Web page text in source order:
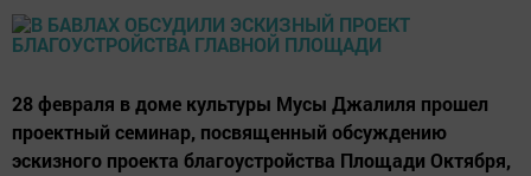
28 февраля в доме культуры Мусы Джалиля прошел
проектный семинар, посвященный обсуждению
эскизного проекта благоустройства Площади Октября,